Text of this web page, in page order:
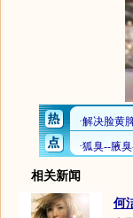
相关新闻
何